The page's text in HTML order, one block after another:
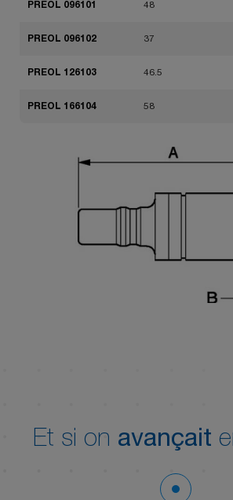
PREOL 096101 48
PREOL 096102 37
PREOL 126103 46.5
PREOL 166104 58
Et si on avançait